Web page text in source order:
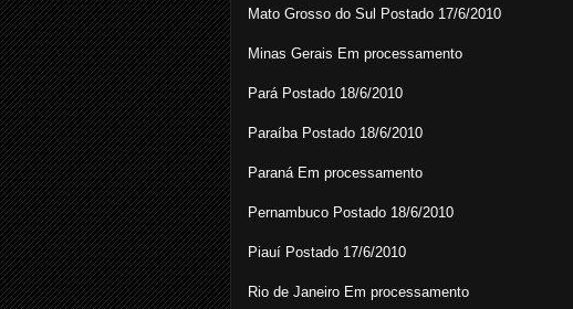
Mato Grosso do Sul Postado 17/6/2010
Minas Gerais Em processamento
Pará Postado 18/6/2010
Paraíba Postado 18/6/2010
Paraná Em processamento
Pernambuco Postado 18/6/2010
Piauí Postado 17/6/2010
Rio de Janeiro Em processamento